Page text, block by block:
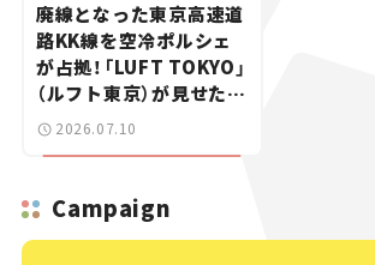
廃線となった東京高速道
路KK線を空冷ポルシェ
が占拠！「LUFT TOKYO」
（ルフト東京）が見せた奇
跡の一日——ハッサンの
2026.07.10
Campaign